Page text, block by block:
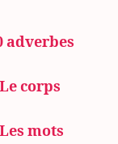
adverbes
corps
mots